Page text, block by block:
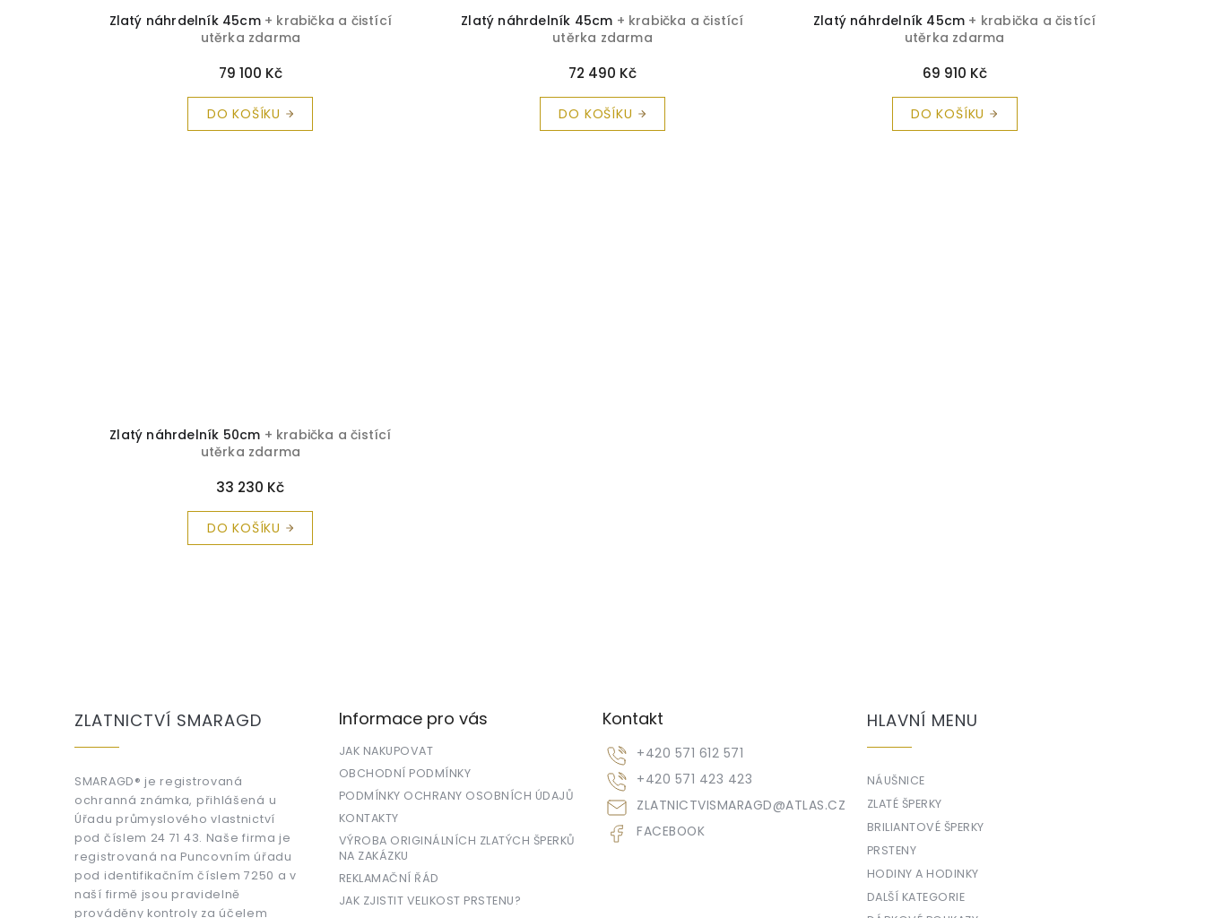
Zlatý náhrdelník 45cm + krabička a čistící
utěrka zdarma
79 100 Kč
DO KOŠÍKU
Zlatý náhrdelník 45cm + krabička a čistící
utěrka zdarma
72 490 Kč
DO KOŠÍKU
Zlatý náhrdelník 45cm + krabička a čistící
utěrka zdarma
69 910 Kč
DO KOŠÍKU
Zlatý náhrdelník 50cm + krabička a čistící
utěrka zdarma
33 230 Kč
DO KOŠÍKU
p
v
k
v
p
ZLATNICTVÍ SMARAGD
SMARAGD® je registrovaná
ochranná známka, přihlášená u
Úřadu průmyslového vlastnictví
pod číslem 24 71 43. Naše firma je
registrovaná na Puncovním úřadu
pod identifikačním číslem 7250 a v
naší firmě jsou pravidelně
prováděny kontroly za účelem
Informace pro vás
JAK NAKUPOVAT
OBCHODNÍ PODMÍNKY
PODMÍNKY OCHRANY OSOBNÍCH ÚDAJŮ
KONTAKTY
VÝROBA ORIGINÁLNÍCH ZLATÝCH ŠPERKŮ
NA ZAKÁZKU
REKLAMAČNÍ ŘÁD
JAK ZJISTIT VELIKOST PRSTENU?
Kontakt
ZLATNICTVISMARAGD@ATLAS.CZ
+420 571 612 571
+420 571 423 423
FACEBOOK
HLAVNÍ MENU
NÁUŠNICE
ZLATÉ ŠPERKY
BRILIANTOVÉ ŠPERKY
PRSTENY
HODINY A HODINKY
DALŠÍ KATEGORIE